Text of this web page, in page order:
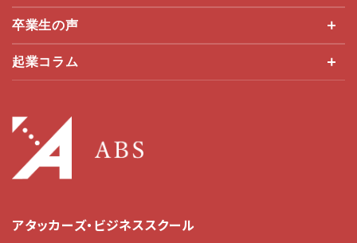
卒業生の声
起業コラム
アタッカーズ・ビジネススクール